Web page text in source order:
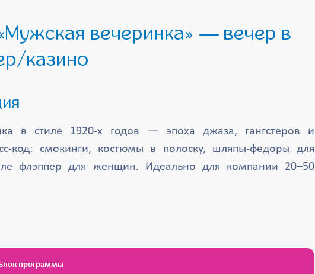
казино
в стиле 1920-х годов — эпоха джаза, гангстеров и
код: смокинги, костюмы в полоску, шляпы-федоры для
флэппер для женщин. Идеально для компании 20–50
программы